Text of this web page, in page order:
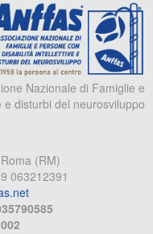
Nazionale di Famiglie e
disturbi del neurosviluppo
(RM)
063212391